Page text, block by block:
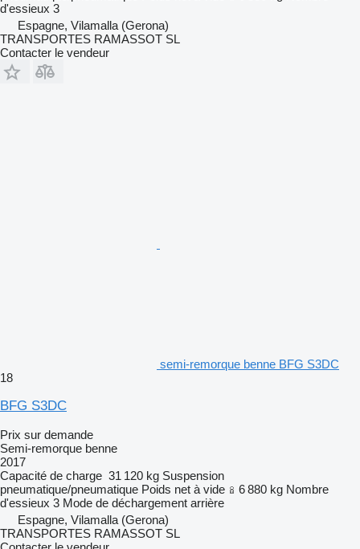
d'essieux 3
Espagne, Vilamalla (Gerona)
TRANSPORTES RAMASSOT SL
Contacter le vendeur
semi-remorque benne BFG S3DC
18
BFG S3DC
Prix sur demande
Semi-remorque benne
2017
Capacité de charge 31 120 kg Suspension
pneumatique/pneumatique Poids net à vide 6 880 kg Nombre
d'essieux 3 Mode de déchargement arrière
Espagne, Vilamalla (Gerona)
TRANSPORTES RAMASSOT SL